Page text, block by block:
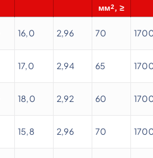
мм², ≥
16,0 2,96 70
17,0 2,94 65
18,0 2,92 60
15,8 2,96 70